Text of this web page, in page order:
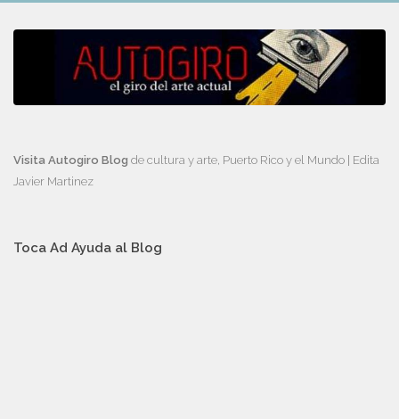
Visita Autogiro Blog de cultura y arte, Puerto Rico y el Mundo | Edita
Javier Martinez
Toca Ad Ayuda al Blog